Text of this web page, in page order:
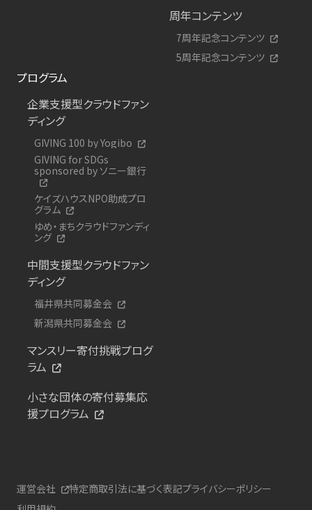
周年コンテンツ
7周年記念コンテンツ
5周年記念コンテンツ
プログラム
企業支援型クラウドファン
ディング
GIVING 100 by Yogibo
GIVING for SDGs
sponsored by ソニー銀行
ケイズハウスNPO助成プロ
グラム
ゆめ・まちクラウドファンディ
ング
中間支援型クラウドファン
ディング
福井県共同募金会
新潟県共同募金会
マンスリー寄付挑戦プログ
ラム
小さな団体の寄付募集応
援プログラム
運営会社 特定商取引法に基づく表記プライバシーポリシー